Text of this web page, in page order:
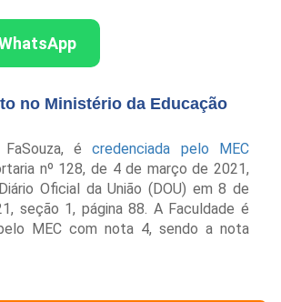
no Ministério da Educação
FaSouza, écredenciada pelo MEC
nº 128, de 4 de março de 2021,
Oficial da União (DOU) em 8 de
seção 1, página 88. A Faculdade é
MEC com nota 4, sendo a nota